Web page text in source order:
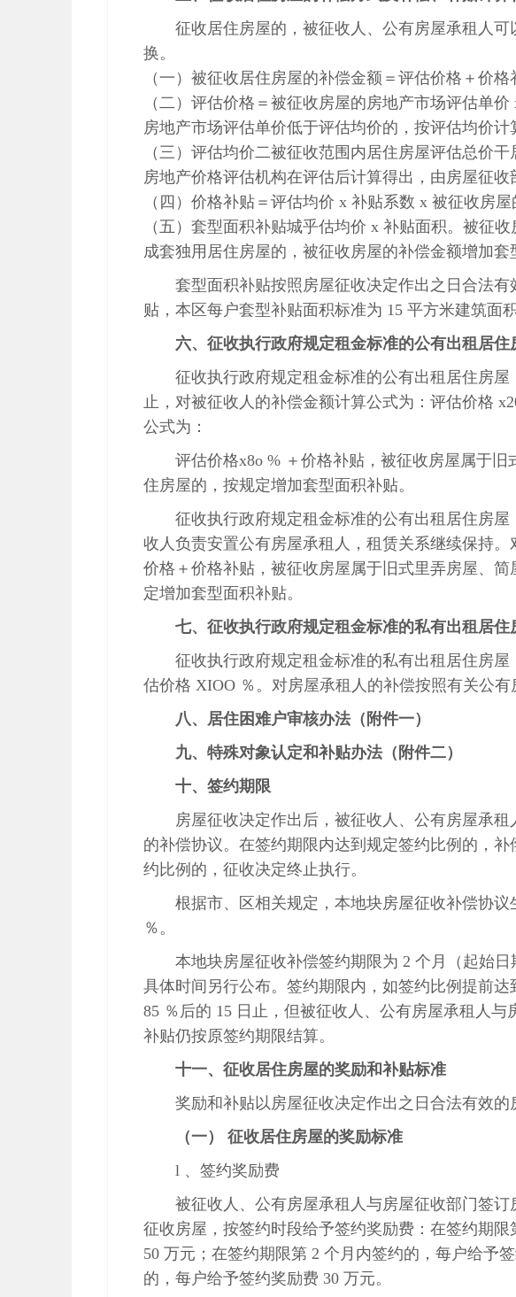
征收居住房屋的，被征收人、公有房屋承租人
换。
（一）被征收居住房屋的补偿金额＝评估价格＋价格
（二）评估价格＝被征收房屋的房地产市场评估单
房地产市场评估单价低于评估均价的，按评估均价计
（三）评估均价二被征收范围内居住房屋评估总价
房地产价格评估机构在评估后计算得出，由房屋征收
（四）价格补贴＝评估均价 x 补贴系数 x 被征收房
（五）套型面积补贴城乎估均价 x 补贴面积。被征
成套独用居住房屋的，被征收房屋的补偿金额增加套
套型面积补贴按照房屋征收决定作出之日合法
贴，本区每户套型补贴面积标准为 15 平方米建筑面积
六、征收执行政府规定租金标准的公有出租居
征收执行政府规定租金标准的公有出租居住房
止，对被征收人的补偿金额计算公式为：评估价格
公式为：
评估价格x8o % ＋价格补贴，被征收房屋属于
住房屋的，按规定增加套型面积补贴。
征收执行政府规定租金标准的公有出租居住房
收人负责安置公有房屋承租人，租赁关系继续保持
价格＋价格补贴，被征收房屋属于旧式里弄房屋、
定增加套型面积补贴。
七、征收执行政府规定租金标准的私有出租居
征收执行政府规定租金标准的私有出租居住房
估价格 XIOO ％。对房屋承租人的补偿按照有关公有
八、居住困难户审核办法（附件一）
九、特殊对象认定和补贴办法（附件二）
十、签约期限
房屋征收决定作出后，被征收人、公有房屋承
的补偿协议。在签约期限内达到规定签约比例的，
约比例的，征收决定终止执行。
根据市、区相关规定，本地块房屋征收补偿协
％。
本地块房屋征收补偿签约期限为 2 个月（起始
具体时间另行公布。签约期限内，如签约比例提前
85 ％后的 15 日止，但被征收人、公有房屋承租人与
补贴仍按原签约期限结算。
十一、征收居住房屋的奖励和补贴标准
奖励和补贴以房屋征收决定作出之日合法有效的
（一） 征收居住房屋的奖励标准
l 、签约奖励费
被征收人、公有房屋承租人与房屋征收部门签
征收房屋，按签约时段给予签约奖励费：在签约期
50 万元；在签约期限第 2 个月内签约的，每户给予
的，每户给予签约奖励费 30 万元。